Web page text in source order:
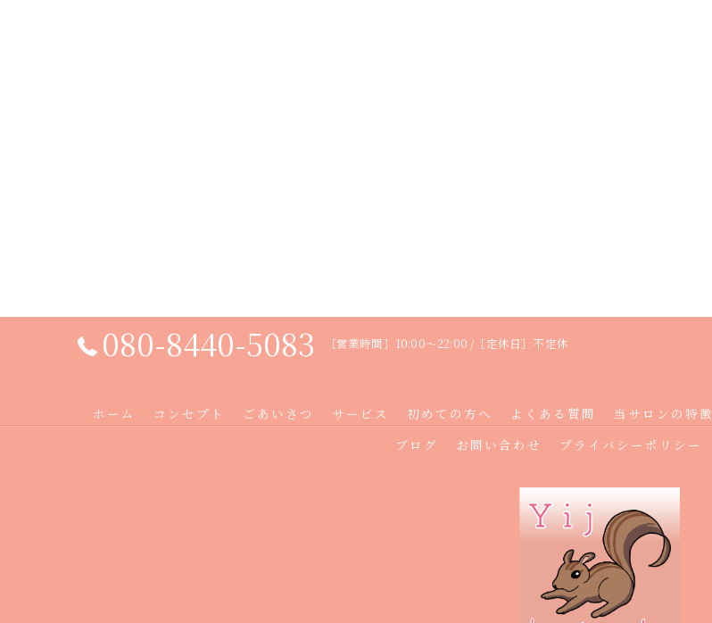
080-8440-5083 ［営業時間］10:00〜22:00 /［定休日］不定休
ホーム コンセプト ごあいさつ サービス 初めての方へ よくある質問 当サロンの特徴
ブログ
お問い合わせ プライバシーポリシー